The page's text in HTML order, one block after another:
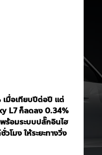
เมื่อเทียบปีต่อปี แต่
L7 ก็ลดลง 0.34%
พร้อมระบบปลั๊กอินไฮ
โมง ให้ระยะทางวิ่ง